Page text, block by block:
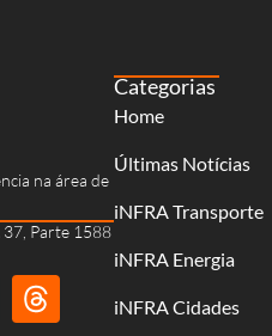
na área de
37, Parte 1588
Categorias
Home
Últimas Notícias
iNFRA Transporte
iNFRA Energia
iNFRA Cidades